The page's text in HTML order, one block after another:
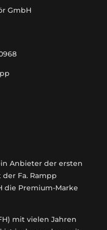
GmbH
An­bieter der ersten
Fa. Rampp
die Premium-Marke
mit vielen Jahren